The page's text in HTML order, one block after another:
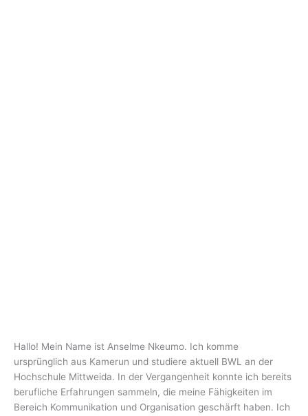
Hallo! Mein Name ist Anselme Nkeumo. Ich komme
ursprünglich aus Kamerun und studiere aktuell BWL an der
Hochschule Mittweida. In der Vergangenheit konnte ich bereits
berufliche Erfahrungen sammeln, die meine Fähigkeiten im
Bereich Kommunikation und Organisation geschärft haben. Ich